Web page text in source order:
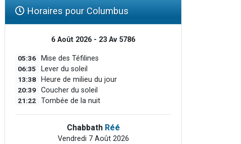
Horaires pour Columbus
6 Août 2026 - 23 Av 5786
05:36 Mise des Téfilines
06:35 Lever du soleil
13:38 Heure de milieu du jour
20:39 Coucher du soleil
21:22 Tombée de la nuit
Chabbath Réé
Vendredi 7 Août 2026